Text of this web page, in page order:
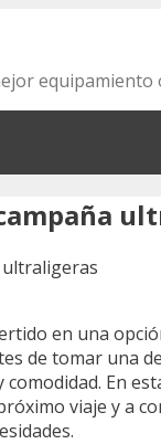
en una
de tomar una
En
viaje y a